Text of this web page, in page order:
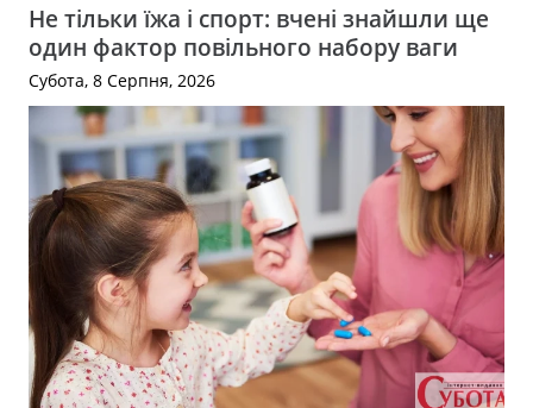
Не тільки їжа і спорт: вчені знайшли ще
один фактор повільного набору ваги
Субота, 8 Серпня, 2026